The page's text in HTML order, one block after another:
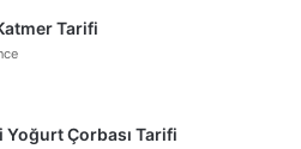
Tarifi
Yoğurt Çorbası Tarifi